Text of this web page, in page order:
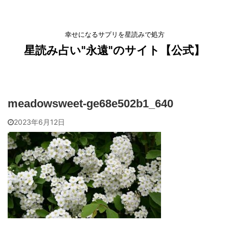
幸せになるサプリを星読みで処方
星読み占い"永遠"のサイト【公式】
meadowsweet-ge68e502b1_640
2023年6月12日